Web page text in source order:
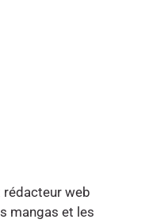
web
mangas et les